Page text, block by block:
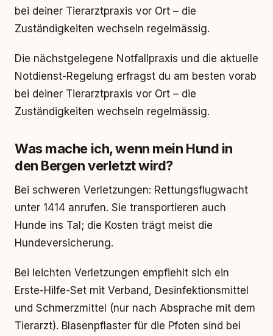
bei deiner Tierarztpraxis vor Ort – die
Zuständigkeiten wechseln regelmässig.
Die nächstgelegene Notfallpraxis und die aktuelle
Notdienst-Regelung erfragst du am besten vorab
bei deiner Tierarztpraxis vor Ort – die
Zuständigkeiten wechseln regelmässig.
Was mache ich, wenn mein Hund in
den Bergen verletzt wird?
Bei schweren Verletzungen: Rettungsflugwacht
unter 1414 anrufen. Sie transportieren auch
Hunde ins Tal; die Kosten trägt meist die
Hundeversicherung.
Bei leichten Verletzungen empfiehlt sich ein
Erste-Hilfe-Set mit Verband, Desinfektionsmittel
und Schmerzmittel (nur nach Absprache mit dem
Tierarzt). Blasenpflaster für die Pfoten sind bei